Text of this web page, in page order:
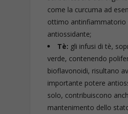
come la curcuma ad
ottimo antinfiammatorio
antiossidante;
Tè: gli infusi di tè,
verde, contenendo
bioflavonoidi, risultano
importante potere
solo, contribuiscono
mantenimento dello